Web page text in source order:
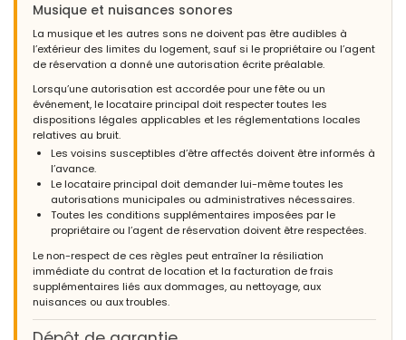
Musique et nuisances sonores
La musique et les autres sons ne doivent pas être audibles à
l’extérieur des limites du logement, sauf si le propriétaire ou l’agent
de réservation a donné une autorisation écrite préalable.
Lorsqu’une autorisation est accordée pour une fête ou un
événement, le locataire principal doit respecter toutes les
dispositions légales applicables et les réglementations locales
relatives au bruit.
Les voisins susceptibles d’être affectés doivent être informés à
l’avance.
Le locataire principal doit demander lui-même toutes les
autorisations municipales ou administratives nécessaires.
Toutes les conditions supplémentaires imposées par le
propriétaire ou l’agent de réservation doivent être respectées.
Le non-respect de ces règles peut entraîner la résiliation
immédiate du contrat de location et la facturation de frais
supplémentaires liés aux dommages, au nettoyage, aux
nuisances ou aux troubles.